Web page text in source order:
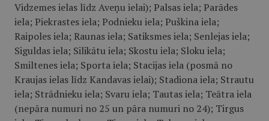
Vidzemes ielas līdz Aveņu ielai); Palsas iela; Parādes
iela; Piekrastes iela; Podnieku iela; Puškina iela;
Raipoles iela; Raunas iela; Satiksmes iela; Senlejas iela;
Siguldas iela; Silikātu iela; Skostu iela; Sloku iela;
Smiltenes iela; Sporta iela; Stacijas iela (posmā no
Kraujas ielas līdz Kandavas ielai); Stadiona iela; Strautu
iela; Strādnieku iela; Svaru iela; Tautas iela; Teātra iela
(nepāra numuri no 25 un pāra numuri no 24); Tirgus